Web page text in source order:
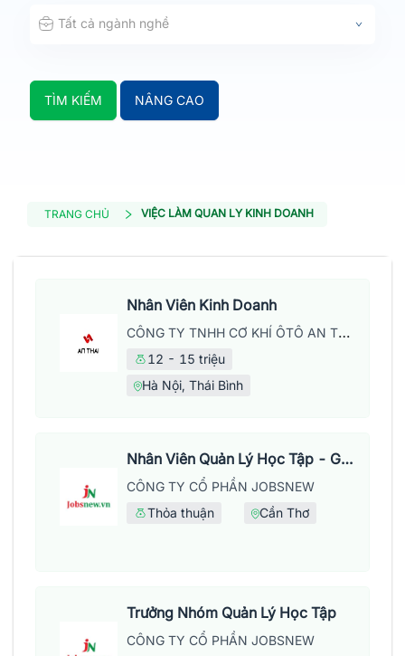
Tất cả ngành nghề
TÌM KIẾM NÂNG CAO
TRANG CHỦ VIỆC LÀM QUAN LY KINH DOANH
Nhân Viên Kinh Doanh
CÔNG TY TNHH CƠ KHÍ ÔTÔ AN THÁI
12 - 15 triệu
Hà Nội, Thái Bình
Nhân Viên Quản Lý Học Tập - Giờ Hành Chính
CÔNG TY CỔ PHẦN JOBSNEW
Thỏa thuận
Cần Thơ
Trưởng Nhóm Quản Lý Học Tập
CÔNG TY CỔ PHẦN JOBSNEW